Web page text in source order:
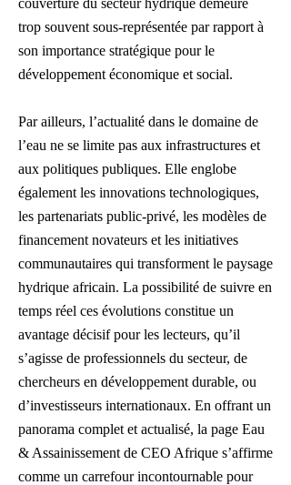
couverture du secteur hydrique demeure
trop souvent sous-représentée par rapport à
son importance stratégique pour le
développement économique et social.
Par ailleurs, l’actualité dans le domaine de
l’eau ne se limite pas aux infrastructures et
aux politiques publiques. Elle englobe
également les innovations technologiques,
les partenariats public-privé, les modèles de
financement novateurs et les initiatives
communautaires qui transforment le paysage
hydrique africain. La possibilité de suivre en
temps réel ces évolutions constitue un
avantage décisif pour les lecteurs, qu’il
s’agisse de professionnels du secteur, de
chercheurs en développement durable, ou
d’investisseurs internationaux. En offrant un
panorama complet et actualisé, la page Eau
& Assainissement de CEO Afrique s’affirme
comme un carrefour incontournable pour